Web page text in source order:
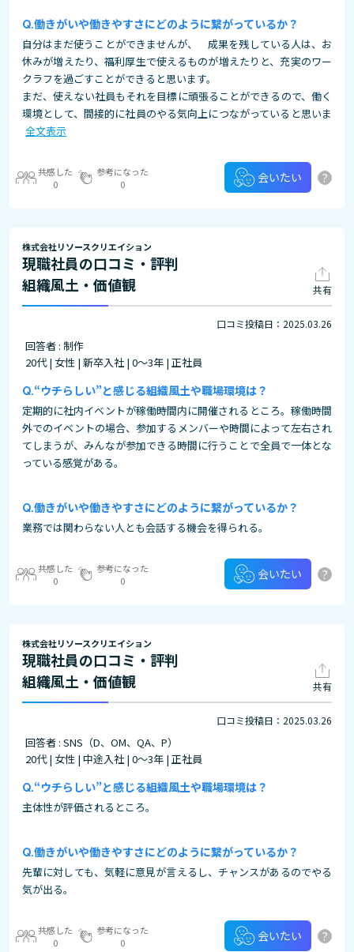
働きがいや働きやすさにどのように繋がっているか？
自分はまだ使うことができませんが、 成果を残している人は、お
休みが増えたり、福利厚生で使えるものが増えたりと、充実のワー
クラフを過ごすことができると思います。
まだ、使えない社員もそれを目標に頑張ることができるので、働く
環境として、間接的に社員のやる気向上につながっていると思いま
全文表示
共感した
0
参考になった
0
会いたい ?
株式会社リソースクリエイション
現職社員の口コミ・評判
組織風土・価値観
共有
口コミ投稿日：2025.03.26
回答者 : 制作
20代 | 女性 | 新卒入社 | 0～3年 | 正社員
“ウチらしい”と感じる組織風土や職場環境は？
定期的に社内イベントが稼働時間内に開催されるところ。稼働時間
外でのイベントの場合、参加するメンバーや時間によって左右され
てしまうが、みんなが参加できる時間に行うことで全員で一体とな
っている感覚がある。
働きがいや働きやすさにどのように繋がっているか？
業務では関わらない人とも会話する機会を得られる。
共感した
0
参考になった
0
会いたい ?
株式会社リソースクリエイション
現職社員の口コミ・評判
組織風土・価値観
共有
口コミ投稿日：2025.03.26
回答者 : SNS（D、OM、QA、P）
20代 | 女性 | 中途入社 | 0～3年 | 正社員
“ウチらしい”と感じる組織風土や職場環境は？
主体性が評価されるところ。
働きがいや働きやすさにどのように繋がっているか？
先輩に対しても、気軽に意見が言えるし、チャンスがあるのでやる
気が出る。
共感した
0
参考になった
0
会いたい ?